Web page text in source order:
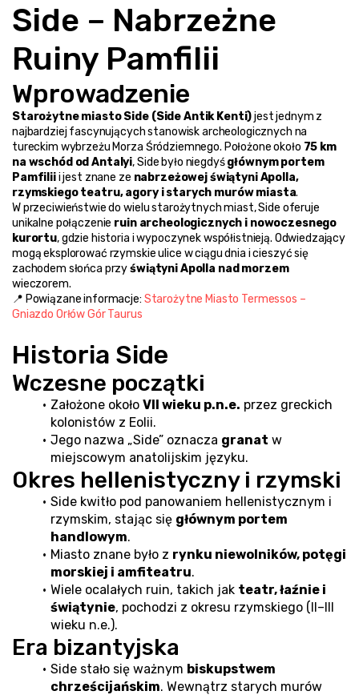
Side – Nabrzeżne
Ruiny Pamfilii
Wprowadzenie
Starożytne miasto Side (Side Antik Kenti) jest jednym z
najbardziej fascynujących stanowisk archeologicznych na
tureckim wybrzeżu Morza Śródziemnego. Położone około 75 km
na wschód od Antalyi, Side było niegdyś głównym portem
Pamfilii i jest znane ze nabrzeżowej świątyni Apolla,
rzymskiego teatru, agory i starych murów miasta.
W przeciwieństwie do wielu starożytnych miast, Side oferuje
unikalne połączenie ruin archeologicznych i nowoczesnego
kurortu, gdzie historia i wypoczynek współistnieją. Odwiedzający
mogą eksplorować rzymskie ulice w ciągu dnia i cieszyć się
zachodem słońca przy świątyni Apolla nad morzem
wieczorem.
📍 Powiązane informacje: Starożytne Miasto Termessos –
Gniazdo Orłów Gór Taurus
Historia Side
Wczesne początki
Założone około VII wieku p.n.e. przez greckich
kolonistów z Eolii.
Jego nazwa „Side” oznacza granat w
miejscowym anatolijskim języku.
Okres hellenistyczny i rzymski
Side kwitło pod panowaniem hellenistycznym i
rzymskim, stając się głównym portem
handlowym.
Miasto znane było z rynku niewolników, potęgi
morskiej i amfiteatru.
Wiele ocalałych ruin, takich jak teatr, łaźnie i
świątynie, pochodzi z okresu rzymskiego (II–III
wieku n.e.).
Era bizantyjska
Side stało się ważnym biskupstwem
chrześcijańskim. Wewnątrz starych murów